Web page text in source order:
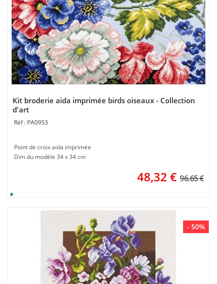
Kit broderie aida imprimée birds oiseaux - Collection
d'art
PA0953
Point de croix aida imprimée
Dim du modèle 34 x 34 cm
48,32 € 96.65 €
- 50%